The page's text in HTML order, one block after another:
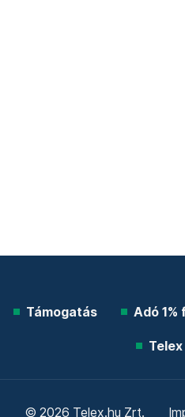
Támogatás Adó 1%
© 2026 Telex.hu Zrt.